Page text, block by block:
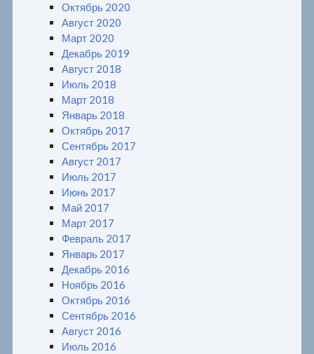
Октябрь 2020
Август 2020
Март 2020
Декабрь 2019
Август 2018
Июль 2018
Март 2018
Январь 2018
Октябрь 2017
Сентябрь 2017
Август 2017
Июль 2017
Июнь 2017
Май 2017
Март 2017
Февраль 2017
Январь 2017
Декабрь 2016
Ноябрь 2016
Октябрь 2016
Сентябрь 2016
Август 2016
Июль 2016